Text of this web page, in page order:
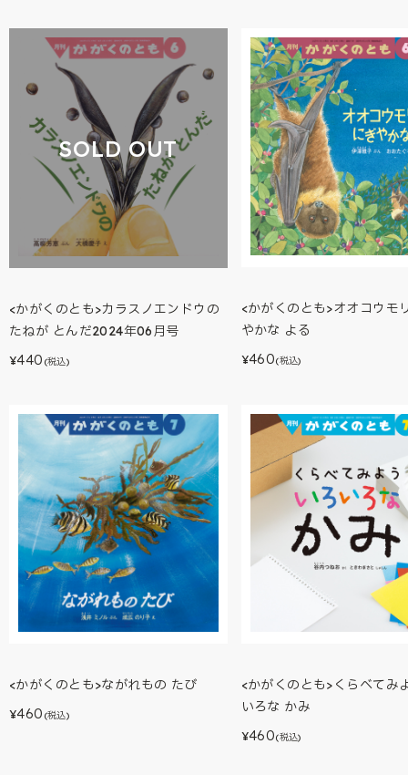
SOLD OUT
<かがくのとも>カラスノエンドウの
たねが とんだ2024年06月号
¥440 (税込)
<かがくのとも>オオコウモ
やかな よる
¥460(税込)
<かがくのとも>ながれもの たび
¥460 (税込)
<かがくのとも>くらべてみ
いろな かみ
¥460(税込)